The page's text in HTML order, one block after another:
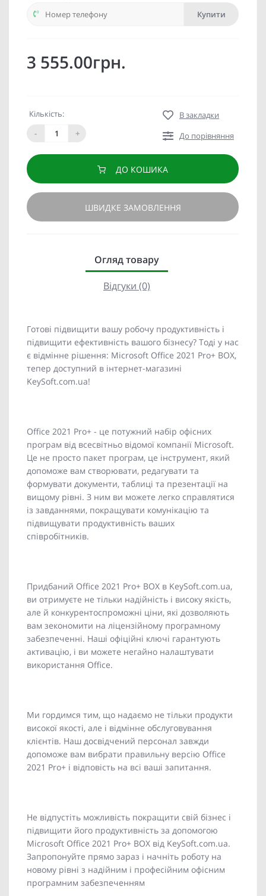
Купити
3 555.00грн.
Кількість:
-
+
В закладки
До порівняння
ДО КОШИКА
ШВИДКЕ ЗАМОВЛЕННЯ
Огляд товару
Відгуки (0)
Готові підвищити вашу робочу продуктивність і
підвищити ефективність вашого бізнесу? Тоді у нас
є відмінне рішення: Microsoft Office 2021 Pro+ BOX,
тепер доступний в інтернет-магазині
KeySoft.com.ua!
Office 2021 Pro+ - це потужний набір офісних
програм від всесвітньо відомої компанії Microsoft.
Це не просто пакет програм, це інструмент, який
допоможе вам створювати, редагувати та
формувати документи, таблиці та презентації на
вищому рівні. З ним ви можете легко справлятися
із завданнями, покращувати комунікацію та
підвищувати продуктивність ваших
співробітників.
Придбаний Office 2021 Pro+ BOX в KeySoft.com.ua,
ви отримуєте не тільки надійність і високу якість,
але й конкурентоспроможні ціни, які дозволяють
вам зекономити на ліцензійному програмному
забезпеченні. Наші офіційні ключі гарантують
активацію, і ви можете негайно налаштувати
використання Office.
Ми гордимся тим, що надаємо не тільки продукти
високої якості, але і відмінне обслуговування
клієнтів. Наш досвідчений персонал завжди
допоможе вам вибрати правильну версію Office
2021 Pro+ і відповість на всі ваші запитання.
Не відпустіть можливість покращити свій бізнес і
підвищити його продуктивність за допомогою
Microsoft Office 2021 Pro+ BOX від KeySoft.com.ua.
Запропонуйте прямо зараз і начніть роботу на
новому рівні з надійним і професійним офісним
програмним забезпеченням